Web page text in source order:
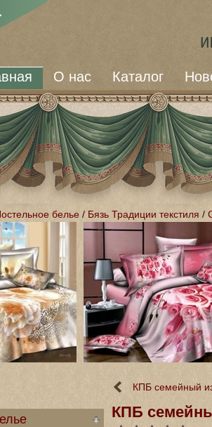
О нас Каталог
белье / Бязь Традиции текстиля /
КПБ семейный
КПБ